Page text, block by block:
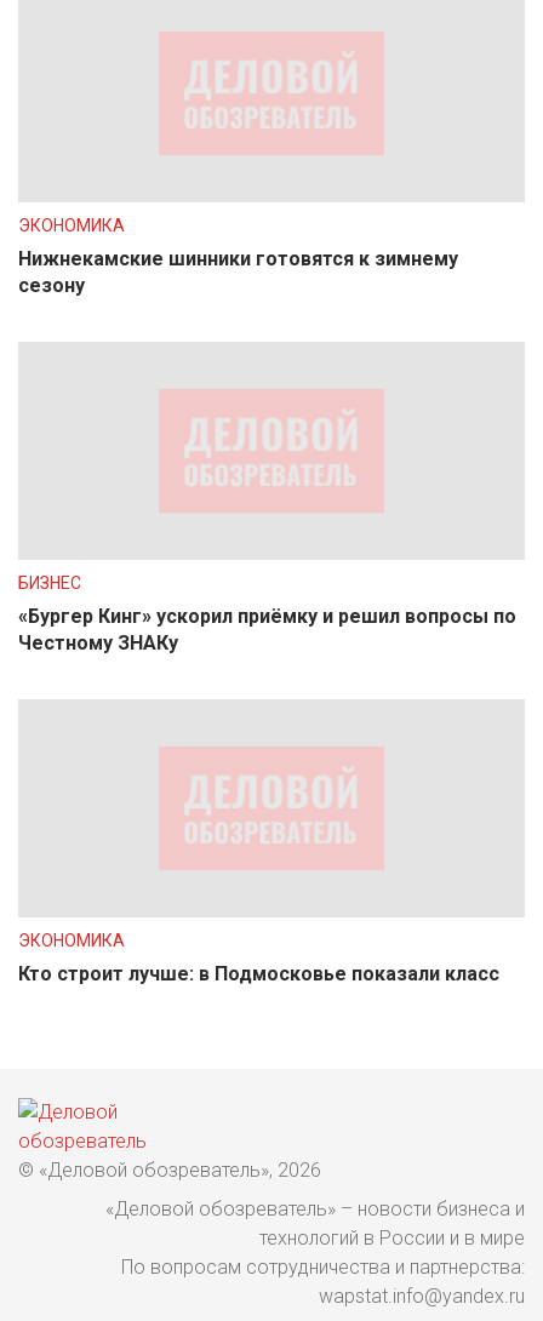
ЭКОНОМИКА
Нижнекамские шинники готовятся к зимнему
сезону
БИЗНЕС
«Бургер Кинг» ускорил приёмку и решил вопросы по
Честному ЗНАКу
ЭКОНОМИКА
Кто строит лучше: в Подмосковье показали класс
© «Деловой обозреватель», 2026
«Деловой обозреватель» – новости бизнеса и
технологий в России и в мире
По вопросам сотрудничества и партнерства:
wapstat.info@yandex.ru